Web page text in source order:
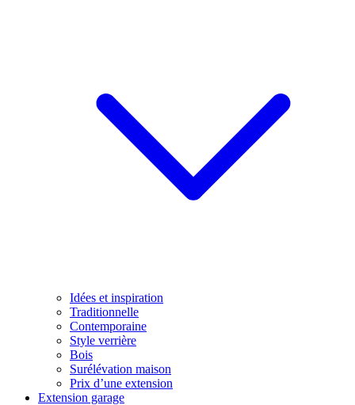
Idées et inspiration
Traditionnelle
Contemporaine
Style verrière
Bois
Surélévation maison
Prix d’une extension
Extension garage